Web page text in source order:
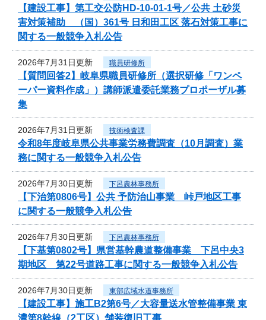
【建設工事】第工交公防HD-10-01-1号／公共 土砂災
害対策補助 （国）361号 日和田工区 落石対策工事に
関する一般競争入札公告
2026年7月31日更新 職員研修所
【質問回答2】岐阜県職員研修所（選択研修「ワンペ
ーパー資料作成」）講師派遣委託業務プロポーザル募
集
2026年7月31日更新 技術検査課
令和8年度岐阜県公共事業労務費調査（10月調査）業
務に関する一般競争入札公告
2026年7月30日更新 下呂農林事務所
【下治第0806号】公共 予防治山事業 峠戸地区工事
に関する一般競争入札公告
2026年7月30日更新 下呂農林事務所
【下基第0802号】県営基幹農道整備事業 下呂中央3
期地区 第22号道路工事に関する一般競争入札公告
2026年7月30日更新 東部広域水道事務所
【建設工事】施工B2第6号／大容量送水管整備事業 東
濃第8幹線（2工区）舗装復旧工事